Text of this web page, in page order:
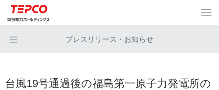
プレスリリース・お知らせ
台風19号通過後の福島第一原子力発電所の